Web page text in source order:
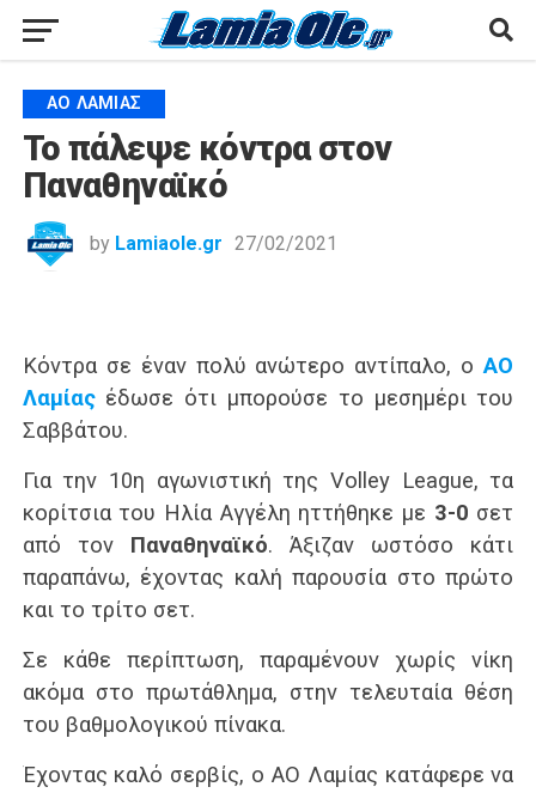
ΑΟ ΛΑΜΊΑΣ
Το πάλεψε κόντρα στον
Παναθηναϊκό
by Lamiaole.gr 27/02/2021
Κόντρα σε έναν πολύ ανώτερο αντίπαλο, οΑΟ
Λαμίαςέδωσε ότι μπορούσε το μεσημέρι του
Σαββάτου.
Για την 10η αγωνιστική της Volley League, τα
κορίτσια του Ηλία Αγγέλη ηττήθηκε με 3-0 σετ
από τον Παναθηναϊκό. Άξιζαν ωστόσο κάτι
παραπάνω, έχοντας καλή παρουσία στο πρώτο
και το τρίτο σετ.
Σε κάθε περίπτωση, παραμένουν χωρίς νίκη
ακόμα στο πρωτάθλημα, στην τελευταία θέση
του βαθμολογικού πίνακα.
Έχοντας καλό σερβίς, ο ΑΟ Λαμίας κατάφερε να